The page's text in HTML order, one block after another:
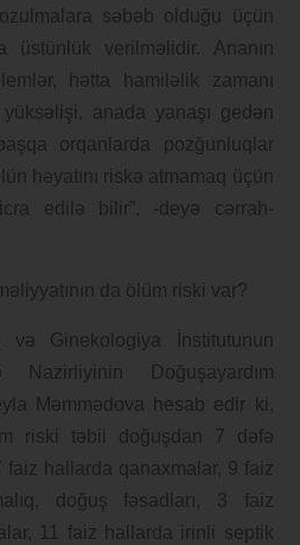
səbəb olduğu üçün
üstünlük verilməlidir. Ananın
hətta hamiləlik zamanı
anada yanaşı gedən
orqanlarda pozğunluqlar
həyatını riskə atmamaq üçün
edilə bilir”, -deyə cərrah-
da ölüm riski var?
və Ginekologiya İnstitutunun
Doğuşayardım
Məmmədova hesab edir ki,
riski təbii doğuşdan 7 dəfə
faiz hallarda qanaxmalar, 9 faiz
doğuş fəsadları, 3 faiz
11 faiz hallarda irinli septik